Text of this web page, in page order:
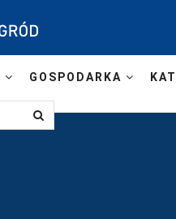
GOSPODARKA